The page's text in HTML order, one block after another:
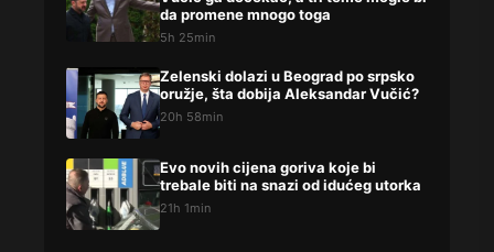
da promene mnogo toga
5h 25min
Zelenski dolazi u Beograd po srpsko
oružje, šta dobija Aleksandar Vučić?
20h 58min
Evo novih cijena goriva koje bi
trebale biti na snazi od idućeg utorka
21h 1min